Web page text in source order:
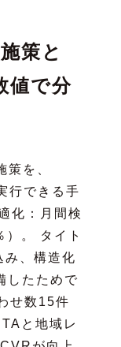
策と
値で分
を、
行できる手
化：月間検
。 タイト
み、構造化
したためで
せ数15件
と地域レ